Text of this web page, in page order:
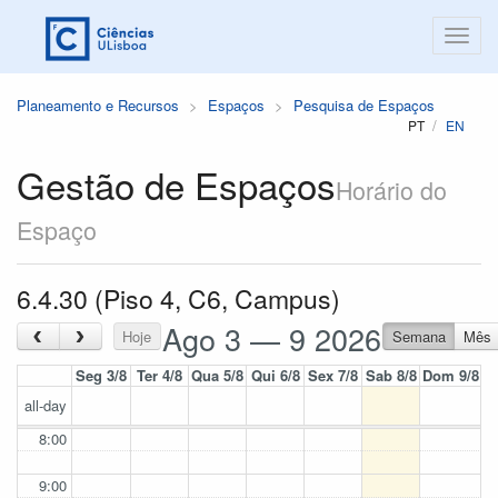
Planeamento e Recursos Espaços Pesquisa de Espaços
PT EN
Gestão de EspaçosHorário do
Espaço
6.4.30 (Piso 4, C6, Campus)
‹ › Hoje Ago 3 — 9 2026 Semana
Mês
Seg 3/8 Ter 4/8 Qua 5/8 Qui 6/8 Sex 7/8 Sab 8/8 Dom 9/8
all-day
8:00
9:00